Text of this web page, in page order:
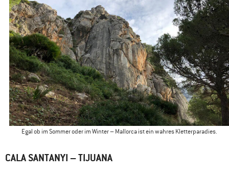
Egal ob im Sommer oder im Winter – Mallorca ist ein wahres Kletterparadies.
CALA SANTANYI – TIJUANA